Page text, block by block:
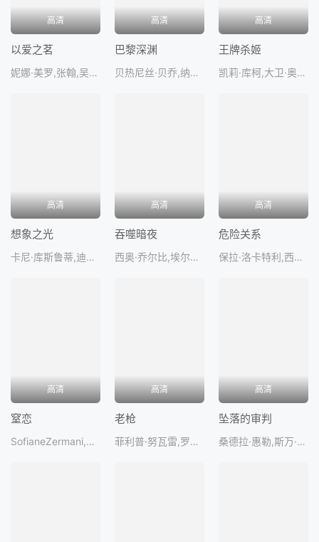
高清
以爱之茗
妮娜·美罗,张翰,吴可熙,张丰豪
高清
巴黎深渊
贝热尼丝·贝乔,纳西姆·斯艾哈迈德,阿娜伊丝·帕雷洛,伊纳基·拉尔提格,蕾雅·莱维安特
高清
王牌杀姬
凯莉·库柯,大卫·奥伊罗,比尔·奈伊,康妮·尼尔森,鲁迪·达马林加姆
高清
想象之光
卡尼·库斯鲁蒂,迪维亚·普拉巴,查亚·卡达姆,赫里杜·哈隆,阿泽斯·内杜芒加
高清
吞噬暗夜
西奥·乔尔比,埃尔旺·克波阿·法莱,莉拉·格诺,马蒂厄·珀罗托,EddySuiven
高清
危险关系
保拉·洛卡特利,西蒙·雷洛尔,艾拉·佩莱格里尼,亚力克西斯·马沙利克,奥斯卡·莱斯
高清
窒恋
SofianeZermani,卡蜜尔·罗,凯撒·东布瓦,扎克瑞·察赛里奥德,洛朗·费尔南德
高清
老枪
菲利普·努瓦雷,罗密·施耐德,让·布伊兹,约阿希姆.汉森,罗伯特·霍夫
高清
坠落的审判
桑德拉·惠勒,斯万·阿劳德,米洛·马查多·格拉纳,安托万·赖纳茨,塞缪尔·泰